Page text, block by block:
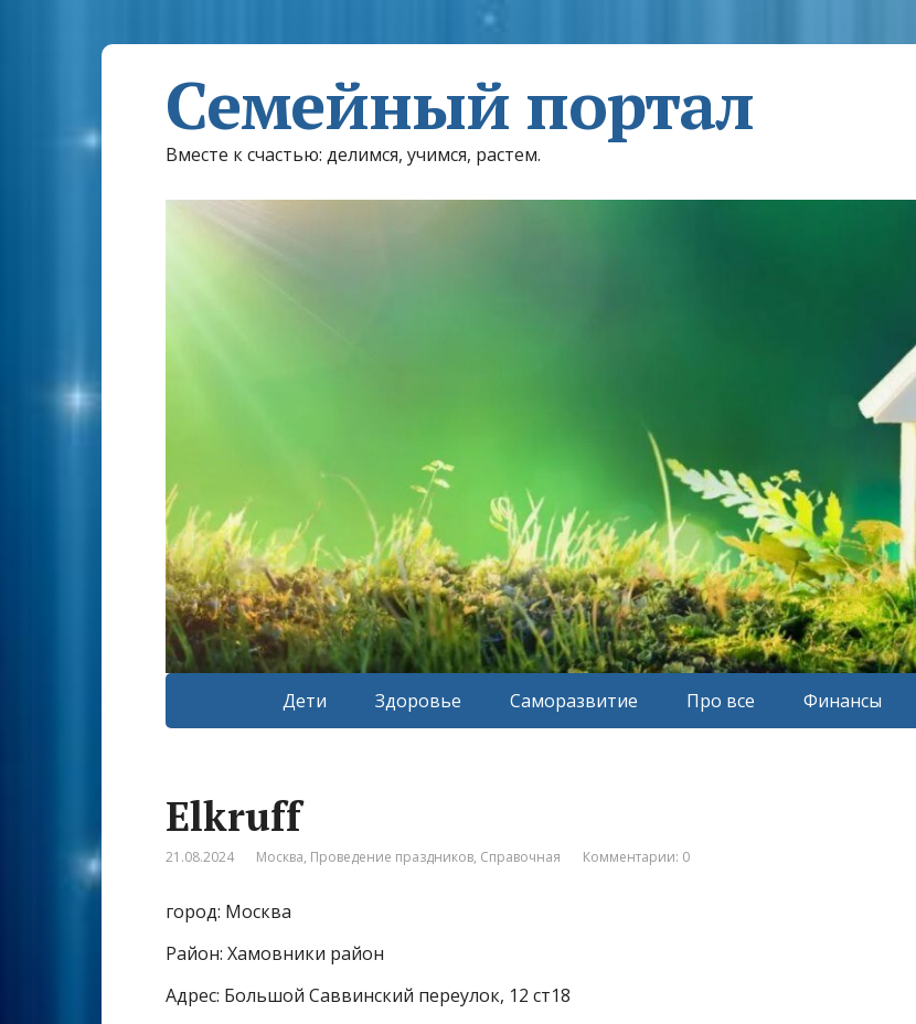
Семейный портал
Вместе к счастью: делимся, учимся, растем.
Дети Здоровье Саморазвитие Про все Финансы
Elkruff
21.08.2024 Москва, Проведение праздников, Справочная Комментарии: 0
город: Москва
Район: Хамовники район
Адрес: Большой Саввинский переулок, 12 ст18